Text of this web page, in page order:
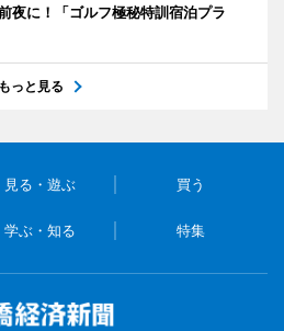
夜に！「ゴルフ極秘特訓宿泊プラ
もっと見る
見る・遊ぶ 買う
学ぶ・知る 特集